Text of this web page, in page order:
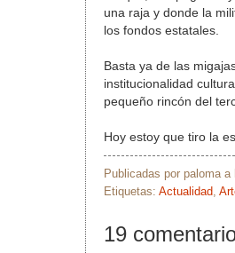
una raja y donde la
los fondos estatales.
Basta ya de las
institucionalidad
pequeño rincón del
Hoy estoy que tiro la
Publicadas por paloma a
Etiquetas: Actualidad
19